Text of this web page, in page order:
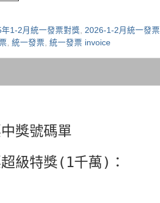
年1-2月統一發票對獎, 2026-1-2月統一發票
, 統一發票, 統一發票 invoice
獎號碼單
級特獎(1千萬)：